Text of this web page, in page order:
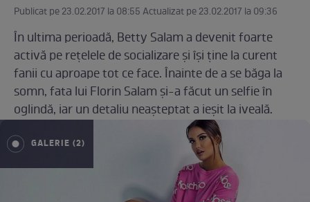
Publicat pe 23.02.2017 la 08:55 Actualizat pe 23.02.2017 la 09:36
În ultima perioadă, Betty Salam a devenit foarte
activă pe rețelele de socializare și își ține la curent
fanii cu aproape tot ce face. Înainte de a se băga la
somn, fata lui Florin Salam și-a făcut un selfie în
oglindă, iar un detaliu neașteptat a ieșit la iveală.
GALERIE (2)